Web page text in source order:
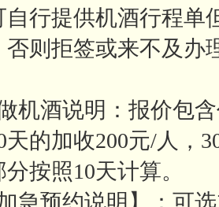
自行提供机酒行程单
否则拒签或来不及办
机酒说明：报价包
天的加收200元/人，
按照10天计算。
急预约说明】：可